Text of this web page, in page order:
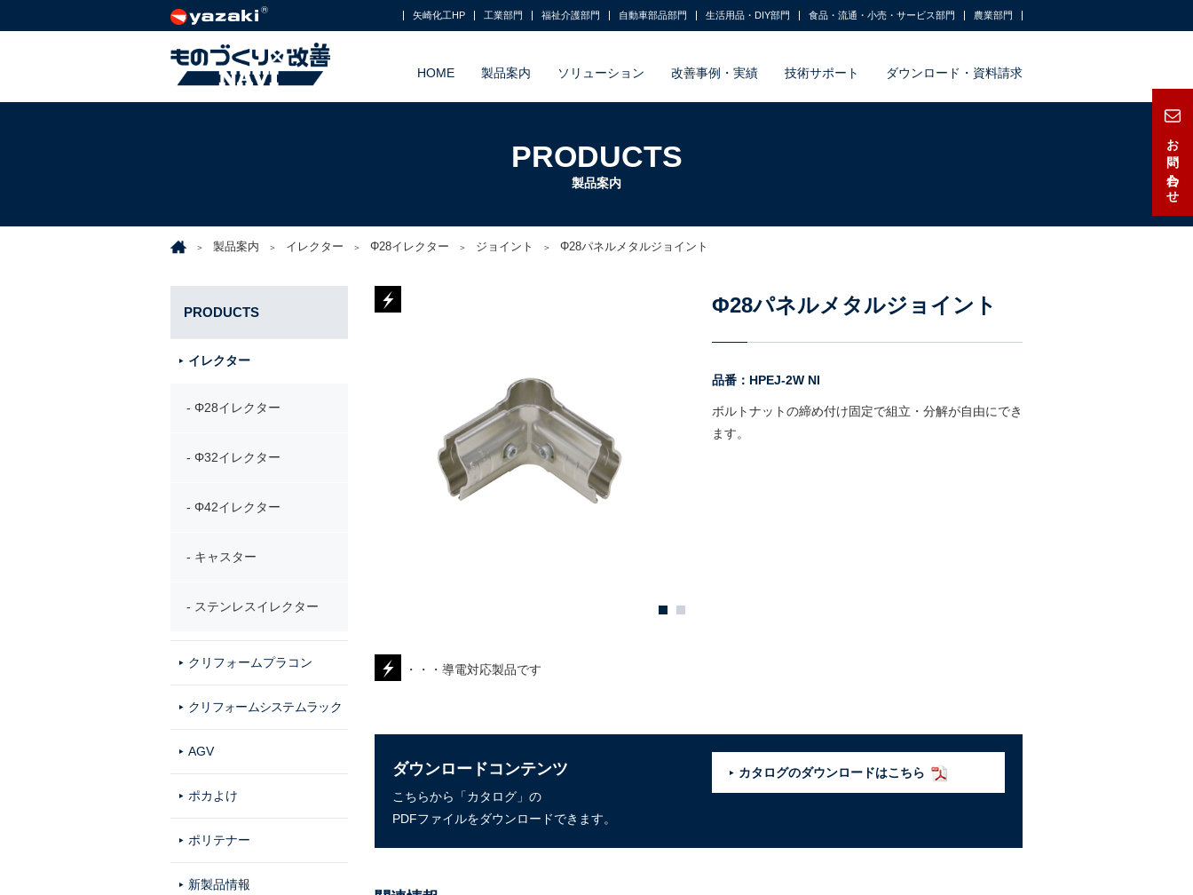
矢崎化工HP 工業部門 福祉介護部門 自動車部品部門 生活用品・DIY部門 食品・流通・小売・サービス部門 農業部門
HOME 製品案内 ソリューション 改善事例・実績 技術サポート ダウンロード・資料請求
お問い合わせ
PRODUCTS
製品案内
製品案内 イレクター Φ28イレクター ジョイント Φ28パネルメタルジョイント
Φ28パネルメタルジョイント
品番：HPEJ-2W NI
ボルトナットの締め付け固定で組立・分解が自由にでき
ます。
・・・導電対応製品です
ダウンロードコンテンツ
こちらから「カタログ」の
PDFファイルをダウンロードできます。
カタログのダウンロードはこちら
PRODUCTS
イレクター
Φ28イレクター
Φ32イレクター
Φ42イレクター
キャスター
ステンレスイレクター
クリフォームプラコン
クリフォームシステムラック
AGV
ポカよけ
ポリテナー
新製品情報